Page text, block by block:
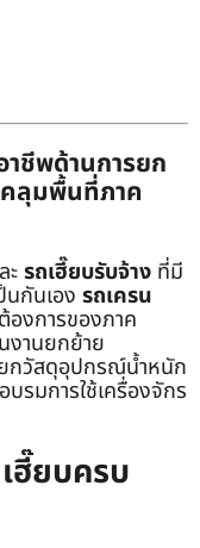
าชีพด้านการยก
คลุมพื้นที่ภาค
ะรถเฮี๊ยบรับจ้าง ที่มี
นกันเอง รถเครน
งการของภาค
งานยกย้าย
กวัสดุอุปกรณ์น้ำหนัก
รมการใช้เครื่องจักร
ฮี๊ยบครบ